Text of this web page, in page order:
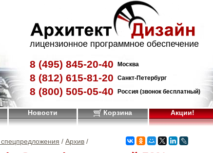
лицензионное программное обеспечение
8 (495) 845-20-40 Москва
8 (812) 615-81-20 Санкт-Петербург
8 (800) 505-05-40 Россия (звонок бесплатный)
Новости Корзина Акции!
/ Архив /